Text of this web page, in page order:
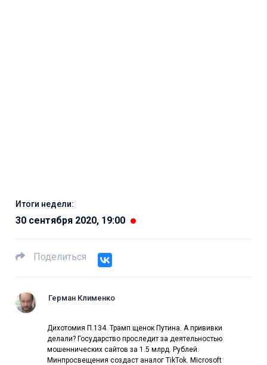
Итоги недели:
30 сентября 2020, 19:00
Поделиться
Герман Клименко
Дихотомия П.134. Трамп щенок Путина. А прививки
делали? Государство проследит за деятельностью
мошеннических сайтов за 1.5 млрд. Рублей.
Минпросвещения создаст аналог TikTok. Microsoft